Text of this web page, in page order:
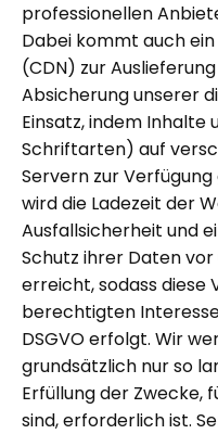
professionellen
Dabei kommt auch
(CDN) zur
Absicherung unserer
Einsatz, indem Inhalte
Schriftarten) auf
Servern zur
wird die Ladezeit der
Ausfallsicherheit und
Schutz ihrer Daten
erreicht, sodass diese
berechtigten
DSGVO erfolgt. Wir
grundsätzlich nur so
Erfüllung der Zwecke,
sind, erforderlich ist.